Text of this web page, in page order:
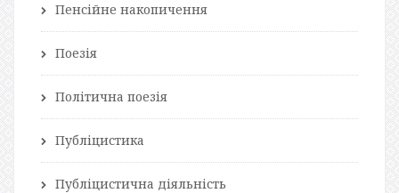
Пенсійне накопичення
Поезія
Політична поезія
Публіцистика
Публіцистична діяльність